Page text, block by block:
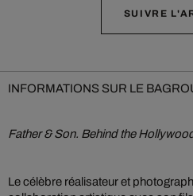
SUIVRE
INFORMATIONS SUR LE
Father & Son. Behind the
Le célèbre réalisateur et